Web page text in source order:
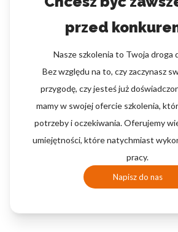
przed
Nasze szkolenia to Twoja droga
Bez względu na to, czy zaczynasz
przygodę, czy jesteś już
mamy w swojej ofercie szkolenia,
potrzeby i oczekiwania. Oferujemy
umiejętności, które natychmiast
pracy.
Napisz do nas